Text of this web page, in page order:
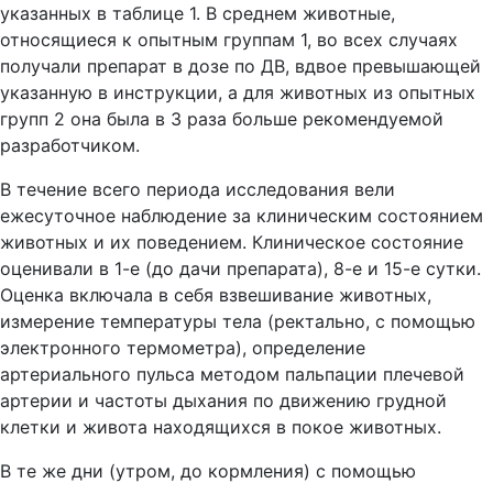
указанных в таблице 1. В среднем животные,
относящиеся к опытным группам 1, во всех случаях
получали препарат в дозе по ДВ, вдвое превышающей
указанную в инструкции, а для животных из опытных
групп 2 она была в 3 раза больше рекомендуемой
разработчиком.
В течение всего периода исследования вели
ежесуточное наблюдение за клиническим состоянием
животных и их поведением. Клиническое состояние
оценивали в 1-е (до дачи препарата), 8-е и 15-е сутки.
Оценка включала в себя взвешивание животных,
измерение температуры тела (ректально, с помощью
электронного термометра), определение
артериального пульса методом пальпации плечевой
артерии и частоты дыхания по движению грудной
клетки и живота находящихся в покое животных.
В те же дни (утром, до кормления) с помощью